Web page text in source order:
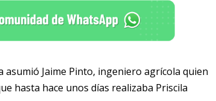
Jaime Pinto, ingeniero agrícola quien
hasta hace unos días realizaba Priscila